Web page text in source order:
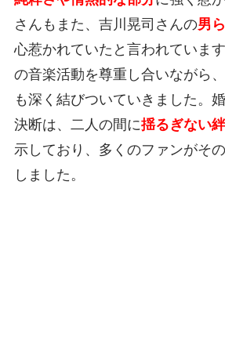
さんもまた、吉川晃司さんの男
心惹かれていたと言われていま
の音楽活動を尊重し合いながら
も深く結びついていきました。
決断は、二人の間に揺るぎない絆
示しており、多くのファンがそ
しました。